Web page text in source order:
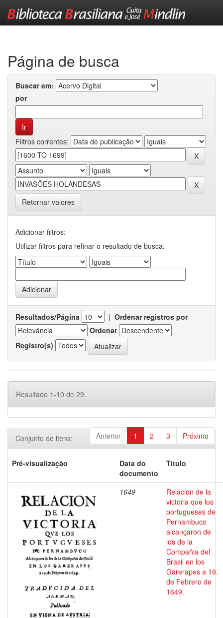
Página de busca
Buscar em:
por
Filtros correntes:
Retornar valores
Adicionar filtros:
Utilizar filtros para refinar o resultado de busca.
Resultados/Página | Ordenar registros por
Ordenar
Registro(s)
Resultado 1-10 de 29.
Anterior 1 2 3 Próximo
Conjunto de itens:
Pré-visualização
Data do
documento
Título
1649
Relacion de la
victoria que los
portugueses de
Pernambuco
alcançaron de
los de la
Compañia del
Brasil en los
Garerapes a 19.
de Febrero de
1649.